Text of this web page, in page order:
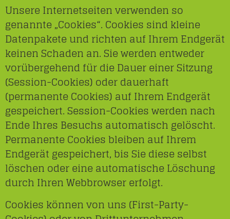
Unsere Internetseiten verwenden so
genannte „Cookies“. Cookies sind kleine
Datenpakete und richten auf Ihrem Endgerät
keinen Schaden an. Sie werden entweder
vorübergehend für die Dauer einer Sitzung
(Session-Cookies) oder dauerhaft
(permanente Cookies) auf Ihrem Endgerät
gespeichert. Session-Cookies werden nach
Ende Ihres Besuchs automatisch gelöscht.
Permanente Cookies bleiben auf Ihrem
Endgerät gespeichert, bis Sie diese selbst
löschen oder eine automatische Löschung
durch Ihren Webbrowser erfolgt.
Cookies können von uns (First-Party-